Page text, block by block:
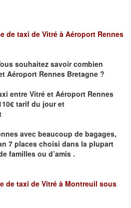
de taxi de Vitré à Aéroport Rennes
souhaitez savoircombien
Aéroport Rennes Bretagne ?
entre Vitré et Aéroport Rennes
tarif du jour et
avec beaucoup de bagages,
7 places choisi dans la plupart
familles ou d’amis .
de taxi de Vitré à Montreuil sous